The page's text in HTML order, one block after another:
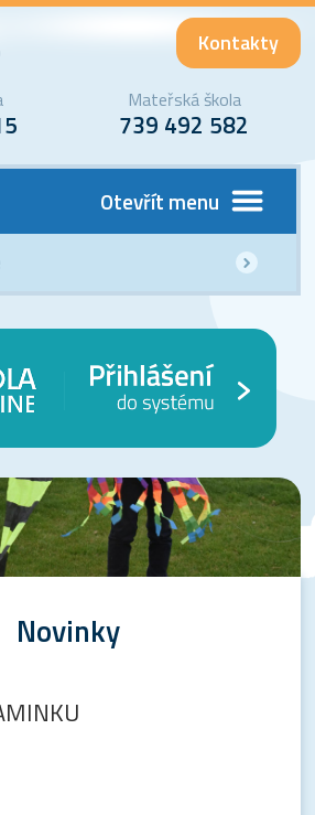
Kontakty
Mateřská škola
739 492 582
Otevřít menu
Novinky